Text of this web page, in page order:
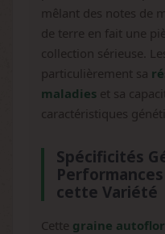
mêlant des notes de
de terre en fait une
collection sérieuse.
particulièrement sa
maladies et sa
caractéristiques
Spécificités
cette Variété
Cette graine